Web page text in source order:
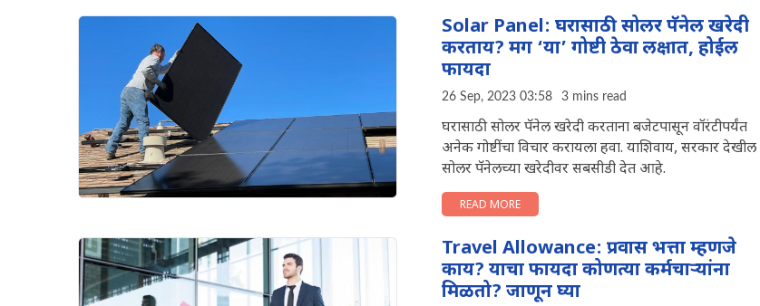
Solar Panel: घरासाठी सोलर पॅनेल खरेदी
करताय? मग ‘या’ गोष्टी ठेवा लक्षात, होईल
फायदा
26 Sep, 2023 03:58 3 mins read
घरासाठी सोलर पॅनेल खरेदी करताना बजेटपासून वॉरंटीपर्यंत
अनेक गोष्टींचा विचार करायला हवा. याशिवाय, सरकार देखील
सोलर पॅनेलच्या खरेदीवर सबसीडी देत आहे.
READ MORE
Travel Allowance: प्रवास भत्ता म्हणजे
काय? याचा फायदा कोणत्या कर्मचाऱ्यांना
मिळतो? जाणून घ्या